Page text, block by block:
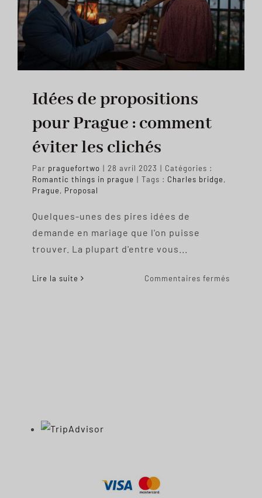
photos.
Idées de propositions
pour Prague : comment
éviter les clichés
Par praguefortwo | 28 avril 2023 | Catégories :
Romantic things in prague | Tags : Charles bridge,
Prague, Proposal
Quelques-unes des pires idées de
demande en mariage que l'on puisse
trouver. La plupart d'entre vous...
Lire la suite Commentaires fermés